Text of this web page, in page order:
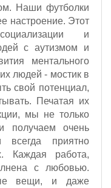
Наши футболки
настроение. Этот
и
с аутизмом и
ментального
людей - мостик в
свой потенциал,
Печатая их
мы не только
получаем очень
приятно
Каждая работа,
с любовью.
вещи, и даже